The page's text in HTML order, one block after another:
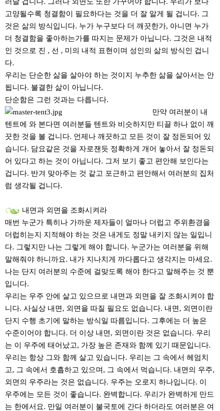
고양될수록 청결함이 필요하다는 것을 더 잘 알게 될 겁니다. 그
것은 삶의 방식입니다. 누가 누구보다 더 깨끗한가, 아니면 누가
더 청결함을 좋아하는가를 따지는 문제가 아닙니다. 그것은 내적
인 것으로 진 , 선 , 미의 내적 표현이며 성인의 삶의 방식인 겁니
다.
우리는 단순한 삶을 살아야 하는 것이지 누추한 삶을 살아서는 안
됩니다. 불결한 삶이 아닙니다.
단순함은 그런 것과는 다릅니다.
만약 여러분이 내
텐트에 와 본다면 여러분들 텐트와 비슷하지만 티끌 하나 없이 깨
끗한 것을 볼 겁니다. 언제나 깨끗하고 모든 것이 잘 정돈되어 있
습니다. 담요같은 것을 자로잰듯 정확하게 개어 놓아서 잘 정돈되
어 있다고 하는 것이 아닙니다. 그저 보기 좋고 편안해 보인다는
겁니다. 반겨 맞아주는 것 같고 포근하고 편안해서 여러분의 집처
럼 생각될 겁니다.
내면과 외면을 조화시켜라
매번 누군가 특히나 가까운 제자들이 얼마나 더럽고 주위환경을
더럽히는지 지적해야 하는 것은 내게도 정말 내키지 않는 일입니
다. 그렇지만 나는 그렇게 해야 합니다. 누군가는 여러분을 위해
말해줘야 하니까요. 내가 지나치게 까다롭다고 생각지는 마세요.
나는 단지 여러분의 수준에 걸맞도록 해야 한다고 말해주는 것 뿐
입니다.
우리는 우주 안에 살고 있으므로 내면과 외면을 잘 조화시켜야 합
니다. 사실상 내면, 외면을 따질 필요도 없습니다. 내면, 외면이란
단지 수행 초기에 말하는 방식일 따름입니다. 그후에는 더 높은
수준이어야 합니다. 더 이상 내면, 외면이란 것은 없습니다. 우리
는 이 우주에 태어났고, 가장 높은 존재와 함께 있기 때문입니다.
우리는 항상 그와 함께 살고 있습니다. 우리는 그 속에서 헤엄치
고, 그 속에서 호흡하고 있으며, 그 속에서 먹습니다. 내면의 우주,
외면의 우주라는 것은 없습니다. 우주는 오로지 하나입니다. 이
우주에는 모든 것이 좋습니다. 완벽합니다. 우리가 완벽하게 만드
는 한에서요. 만일 여러분이 불국토에 간다 하더라도 여러분은 여